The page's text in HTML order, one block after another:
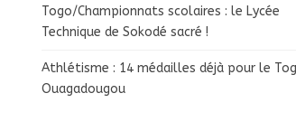
Togo/Championnats scolaires : le Lycée
Technique de Sokodé sacré !
Athlétisme : 14 médailles déjà pour le
Ouagadougou